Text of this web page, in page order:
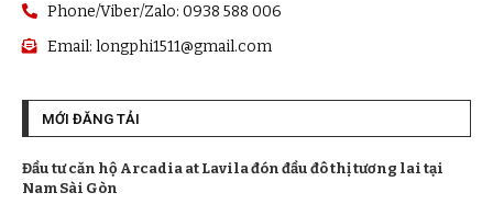
Phone/Viber/Zalo: 0938 588 006
Email: longphi1511@gmail.com
MỚI ĐĂNG TẢI
Đầu tư căn hộ Arcadia at Lavila đón đầu đô thị tương lai tại
Nam Sài Gòn